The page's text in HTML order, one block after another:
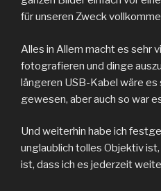
für unseren Zweck
Alles in Allem macht es sehr
fotografieren und dinge
längeren USB-Kabel wäre
gewesen, aber auch so war
Und weiterhin habe ich
unglaublich tolles Objektiv
ist, dass ich es jederzeit